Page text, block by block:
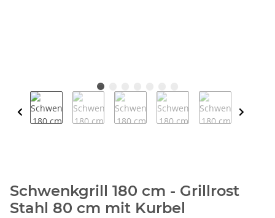
Schwenkgrill 180 cm - Grillrost
Stahl 80 cm mit Kurbel